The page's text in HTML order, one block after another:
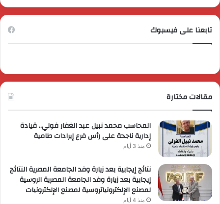
تابعنا على فيسبوك
مقالات مختارة
المحاسب محمد نبيل عبد الغفار فولي.. قيادة
إدارية ناجحة على رأس فرع إيرادات طامية
منذ 3 أيام
نتائج إيجابية بعد زيارة وفد الجامعة المصرية النتائج
إيجابية بعد زيارة وفد الجامعة المصرية الروسية
لمصنع الإلكترونياتروسية لمصنع الإلكترونيات
منذ 4 أيام